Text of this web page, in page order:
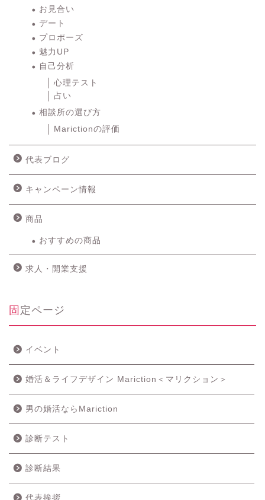
お見合い
デート
プロポーズ
魅力UP
自己分析
心理テスト
占い
相談所の選び方
Marictionの評価
代表ブログ
キャンペーン情報
商品
おすすめの商品
求人・開業支援
固定ページ
イベント
婚活＆ライフデザイン Mariction＜マリクション＞
男の婚活ならMariction
診断テスト
診断結果
代表挨拶